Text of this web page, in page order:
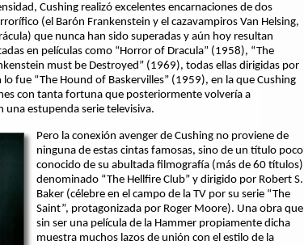
Cushing realizó excelentes encarnaciones de dos
(el Barón Frankenstein y el cazavampiros Van Helsing,
que nunca han sido superadas y aún hoy resultan
en películas como “Horror of Dracula” (1958), “The
must be Destroyed” (1969), todas ellas dirigidas por
lo fue “The Hound of Baskervilles” (1959), en la que Cushing
con tanta fortuna que posteriormente volvería a
una estupenda serie televisiva.
Pero la conexión avenger de Cushing no proviene de
ninguna de estas cintas famosas, sino de un título poco
conocido de su abultada filmografía (más de 60 títulos)
denominado “The Hellfire Club” y dirigido por Robert S.
Baker (célebre en el campo de la TV por su serie “The
Saint”, protagonizada por Roger Moore). Una obra que
sin ser una película de la Hammer propiamente dicha
muestra muchos lazos de unión con el estilo de la